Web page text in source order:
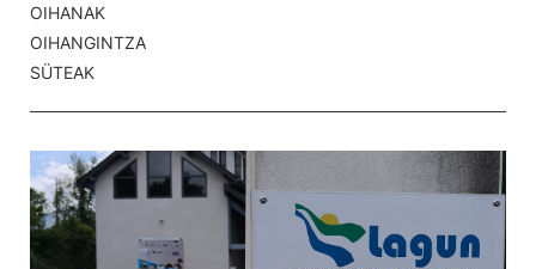
OIHANAK
OIHANGINTZA
SÜTEAK